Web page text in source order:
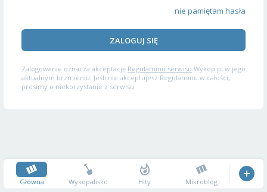
nie pamiętam hasła
ZALOGUJ SIĘ
Zalogowanie oznacza akceptację Regulaminu serwisu Wykop.pl w jego
aktualnym brzmieniu. Jeśli nie akceptujesz Regulaminu w całości,
prosimy o niekorzystanie z serwisu.
Główna Wykopalisko Hity Mikroblog